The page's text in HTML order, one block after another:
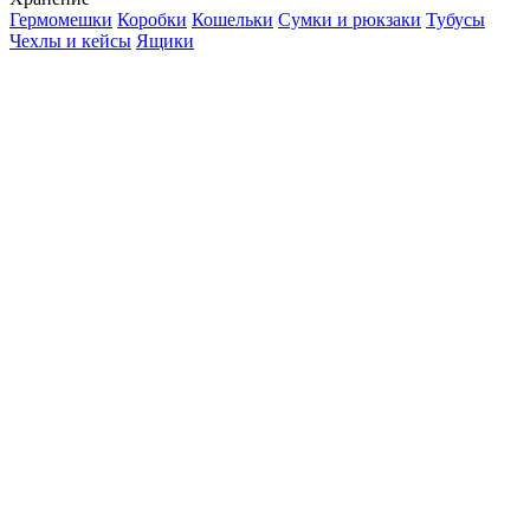
Гермомешки Коробки Кошельки Сумки и рюкзаки Тубусы
Чехлы и кейсы Ящики